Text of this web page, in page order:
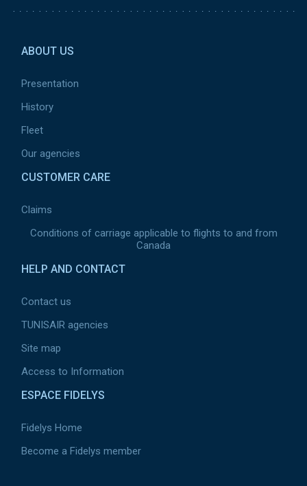
ABOUT US
Presentation
History
Fleet
Our agencies
CUSTOMER CARE
Claims
Conditions of carriage applicable to flights to and from
Canada
HELP AND CONTACT
Contact us
TUNISAIR agencies
Site map
Access to Information
ESPACE FIDELYS
Fidelys Home
Become a Fidelys member